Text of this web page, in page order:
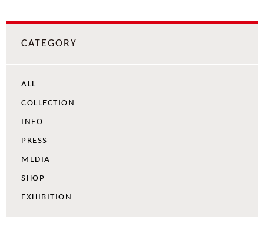
CATEGORY
ALL
COLLECTION
INFO
PRESS
MEDIA
SHOP
EXHIBITION